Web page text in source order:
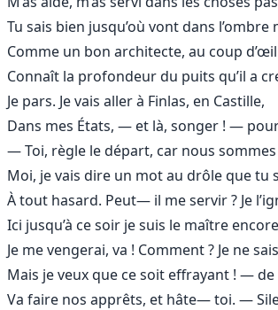
Tu sais bien jusqu’où vont dans l’ombre
Comme un bon architecte, au coup
Connaît la profondeur du puits qu’il a
Je pars. Je vais aller à Finlas, en Castille,
Dans mes États, — et là, songer ! —
— Toi, règle le départ, car nous sommes
Moi, je vais dire un mot au drôle que tu
À tout hasard. Peut— il me servir ? Je
Ici jusqu’à ce soir je suis le maître
Je me vengerai, va ! Comment ? Je ne
Mais je veux que ce soit effrayant ! — de
Va faire nos apprêts, et hâte— toi. —